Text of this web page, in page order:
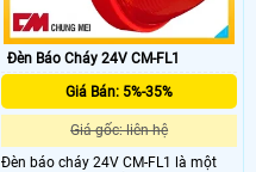
Đèn Báo Cháy 24V CM-FL1
Giá Bán: 5%-35%
Giá gốc: liên hệ
Đèn báo cháy 24V CM-FL1 là một